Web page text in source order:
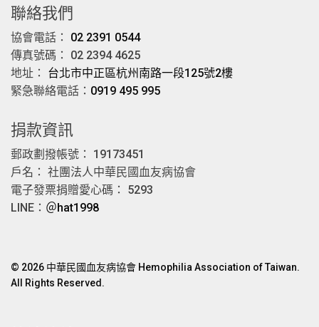
聯絡我們
協會電話： 02 2391 0544
傳真號碼： 02 2394 4625
地址： 台北市中正區杭州南路一段125號2樓
緊急聯絡電話： 0919 495 995
捐款資訊
郵政劃撥帳號： 19173451
戶名： 社團法人中華民國血友病協會
電子發票捐贈愛心碼： 5293
LINE： ＠hat1998
© 2026 中華民國血友病協會 Hemophilia Association of Taiwan.
All Rights Reserved.